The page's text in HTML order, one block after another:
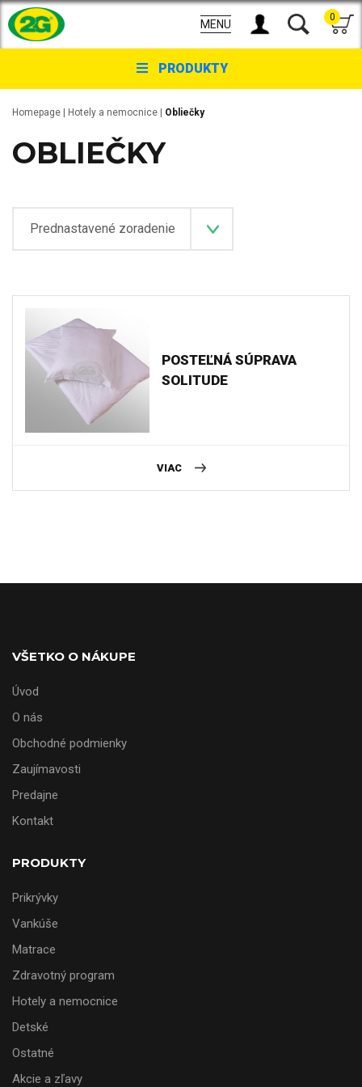
MENU
0
PRODUKTY
Homepage Hotely a nemocnice Obliečky
OBLIEČKY
POSTEĽNÁ SÚPRAVA
SOLITUDE
VIAC
VŠETKO O NÁKUPE
Úvod
O nás
Obchodné podmienky
Zaujímavosti
Predajne
Kontakt
PRODUKTY
Prikrývky
Vankúše
Matrace
Zdravotný program
Hotely a nemocnice
Detské
Ostatné
Akcie a zľavy